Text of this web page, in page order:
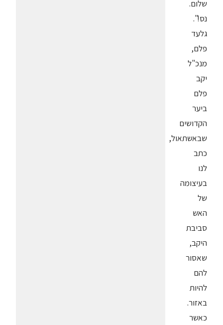
שלום.
נס!".
גלעד
פלם,
מנכ"ל
יקב
פלם
ביער
הקדושים
שבאשתאול,
כתב
לנו
בעיצומה
של
האש
סביבת
היקב,
שאסור
להם
להיות
באזור.
כאשר